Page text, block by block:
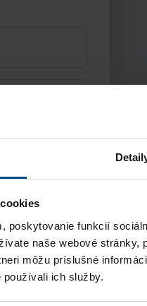
poskytovanie funkcií
naše webové
môžu príslušné
ich služby.